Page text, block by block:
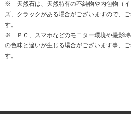
※ 天然石は、天然特有の不純物や内包物（イ
ズ、クラックがある場合がございますので、
す。
※ ＰＣ、スマホなどのモニター環境や撮影時
の色味と違いが生じる場合がございます事、
す。